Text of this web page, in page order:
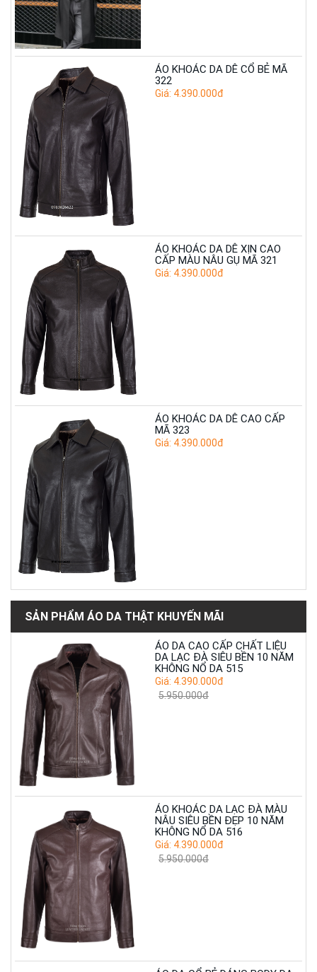
ÁO KHOÁC DA DÊ CỔ BẺ MÃ
322
Giá: 4.390.000đ
ÁO KHOÁC DA DÊ XỊN CAO
CẤP MÀU NÂU GỤ MÃ 321
Giá: 4.390.000đ
ÁO KHOÁC DA DÊ CAO CẤP
MÃ 323
Giá: 4.390.000đ
SẢN PHẨM ÁO DA THẬT KHUYẾN MÃI
ÁO DA CAO CẤP CHẤT LIỆU
DA LẠC ĐÀ SIÊU BỀN 10 NĂM
KHÔNG NỔ DA 515
Giá: 4.390.000đ
5.950.000đ
ÁO KHOÁC DA LẠC ĐÀ MÀU
NÂU SIÊU BỀN ĐẸP 10 NĂM
KHÔNG NỔ DA 516
Giá: 4.390.000đ
5.950.000đ